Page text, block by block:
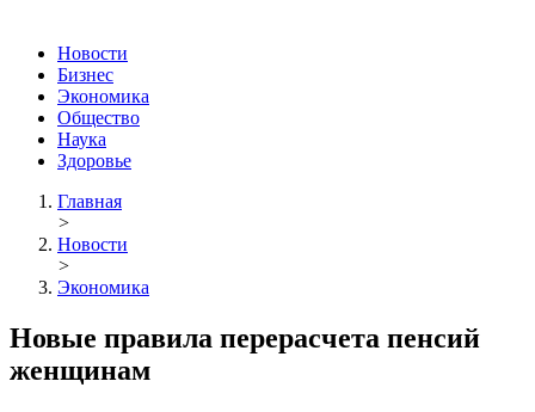
Новости
Бизнес
Экономика
Общество
Наука
Здоровье
Главная
>
Новости
>
Экономика
Новые правила перерасчета пенсий
женщинам